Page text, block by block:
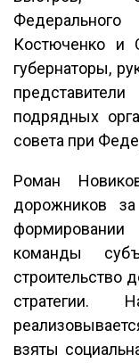
Костюченко и
губернаторы,
подрядных
совета при
Роман
дорожников
команды
строительство
стратегии.
взяты